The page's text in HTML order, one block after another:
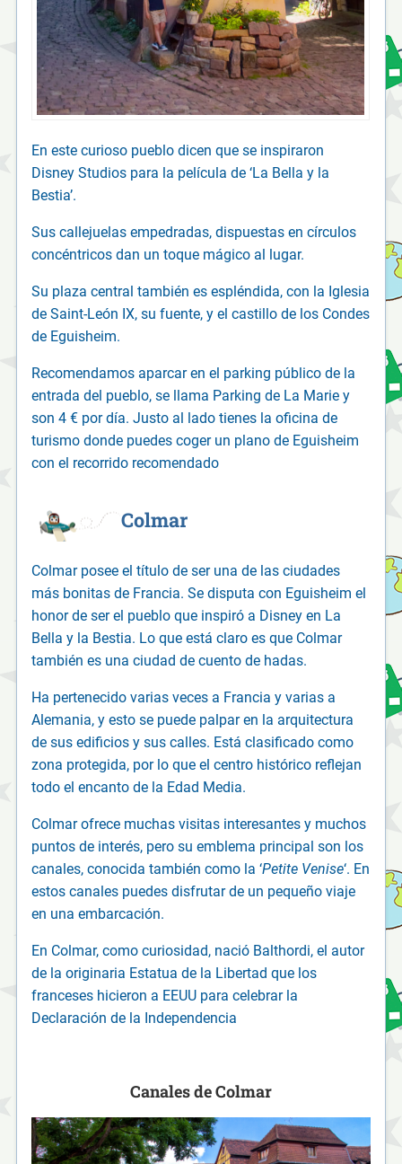
En este curioso pueblo dicen que se inspiraron
Disney Studios para la película de ‘La Bella y la
Bestia’.
Sus callejuelas empedradas, dispuestas en círculos
concéntricos dan un toque mágico al lugar.
Su plaza central también es espléndida, con la Iglesia
de Saint-León IX, su fuente, y el castillo de los Condes
de Eguisheim.
Recomendamos aparcar en el parking público de la
entrada del pueblo, se llama Parking de La Marie y
son 4 € por día. Justo al lado tienes la oficina de
turismo donde puedes coger un plano de Eguisheim
con el recorrido recomendado
Colmar
Colmar posee el título de ser una de las ciudades
más bonitas de Francia. Se disputa con Eguisheim el
honor de ser el pueblo que inspiró a Disney en La
Bella y la Bestia. Lo que está claro es que Colmar
también es una ciudad de cuento de hadas.
Ha pertenecido varias veces a Francia y varias a
Alemania, y esto se puede palpar en la arquitectura
de sus edificios y sus calles. Está clasificado como
zona protegida, por lo que el centro histórico reflejan
todo el encanto de la Edad Media.
Colmar ofrece muchas visitas interesantes y muchos
puntos de interés, pero su emblema principal son los
canales, conocida también como la ‘Petite Venise‘. En
estos canales puedes disfrutar de un pequeño viaje
en una embarcación.
En Colmar, como curiosidad, nació Balthordi, el autor
de la originaria Estatua de la Libertad que los
franceses hicieron a EEUU para celebrar la
Declaración de la Independencia
Canales de Colmar